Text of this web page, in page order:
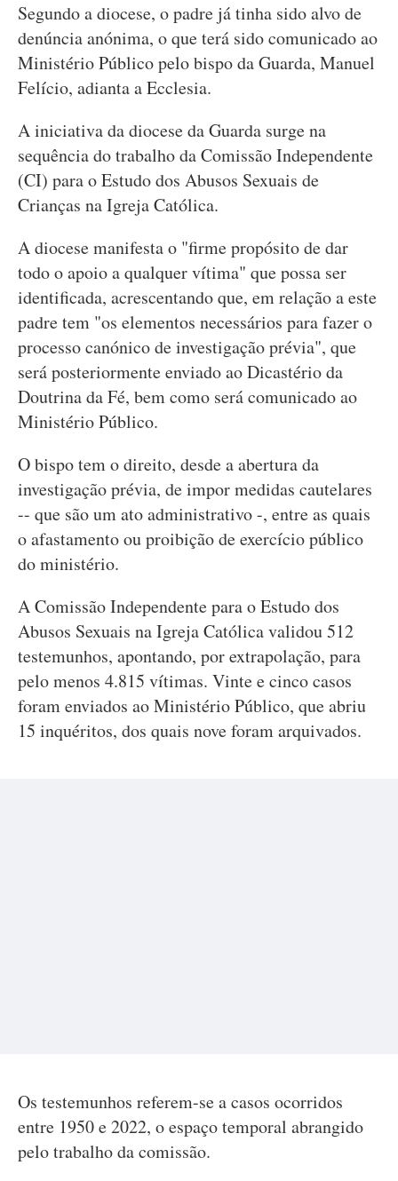
Segundo a diocese, o padre já tinha sido alvo de
denúncia anónima, o que terá sido comunicado ao
Ministério Público pelo bispo da Guarda, Manuel
Felício, adianta a Ecclesia.
A iniciativa da diocese da Guarda surge na
sequência do trabalho da Comissão Independente
(CI) para o Estudo dos Abusos Sexuais de
Crianças na Igreja Católica.
A diocese manifesta o "firme propósito de dar
todo o apoio a qualquer vítima" que possa ser
identificada, acrescentando que, em relação a este
padre tem "os elementos necessários para fazer o
processo canónico de investigação prévia", que
será posteriormente enviado ao Dicastério da
Doutrina da Fé, bem como será comunicado ao
Ministério Público.
O bispo tem o direito, desde a abertura da
investigação prévia, de impor medidas cautelares
-- que são um ato administrativo -, entre as quais
o afastamento ou proibição de exercício público
do ministério.
A Comissão Independente para o Estudo dos
Abusos Sexuais na Igreja Católica validou 512
testemunhos, apontando, por extrapolação, para
pelo menos 4.815 vítimas. Vinte e cinco casos
foram enviados ao Ministério Público, que abriu
15 inquéritos, dos quais nove foram arquivados.
Os testemunhos referem-se a casos ocorridos
entre 1950 e 2022, o espaço temporal abrangido
pelo trabalho da comissão.